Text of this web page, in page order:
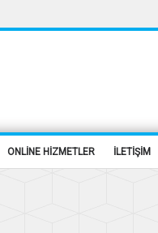
ONLİNE HİZMETLER İLETİŞİM